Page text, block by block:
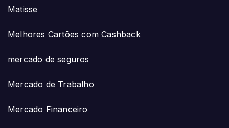
Matisse
Melhores Cartões com Cashback
mercado de seguros
Mercado de Trabalho
Mercado Financeiro